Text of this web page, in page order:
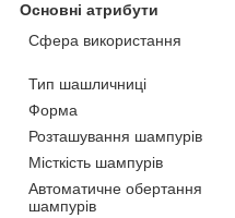
Основні атрибути
Сфера використання
Тип шашличниці
Форма
Розташування шампурів
Місткість шампурів
Автоматичне обертання
шампурів